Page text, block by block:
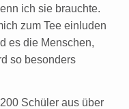
ich sie brauchte.
zum Tee einluden
es die Menschen,
so besonders
Schüler aus über